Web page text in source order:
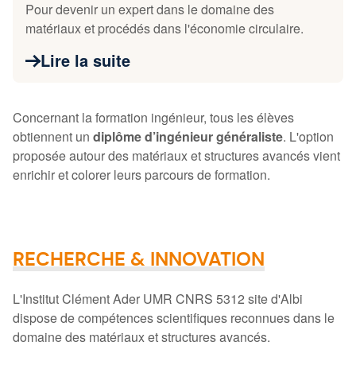
Pour devenir un expert dans le domaine des
matériaux et procédés dans l'économie circulaire.
Lire la suite
Concernant la formation ingénieur, tous les élèves
obtiennent un diplôme d’ingénieur généraliste. L'option
proposée autour des matériaux et structures avancés vient
enrichir et colorer leurs parcours de formation.
RECHERCHE & INNOVATION
L'Institut Clément Ader UMR CNRS 5312 site d'Albi
dispose de compétences scientifiques reconnues dans le
domaine des matériaux et structures avancés.